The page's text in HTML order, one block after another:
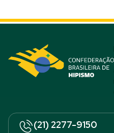
(21) 2277-9150